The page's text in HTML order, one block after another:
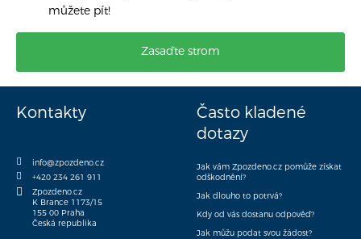
můžete pít!
Zasaďte strom
Kontakty
Často kladené
dotazy
info@zpozdeno.cz
+420 234 261 911
Zpozdeno.cz
K Brance 1173/15
155 00 Praha
Česká republika
Jak vám Zpozdeno.cz pomůže získat
odškodnění?
Jak dlouho to potrvá?
Kdy od vás dostanu odpověď?
Jak můžu podat svou žádost?